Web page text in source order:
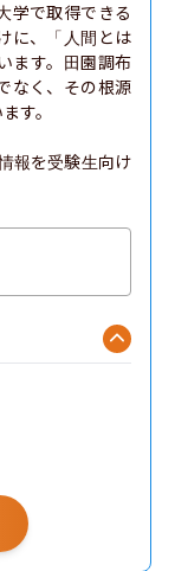
学で取得できる
に、「人間とは
ます。田園調布
なく、その根源
す。
報を受験生向け